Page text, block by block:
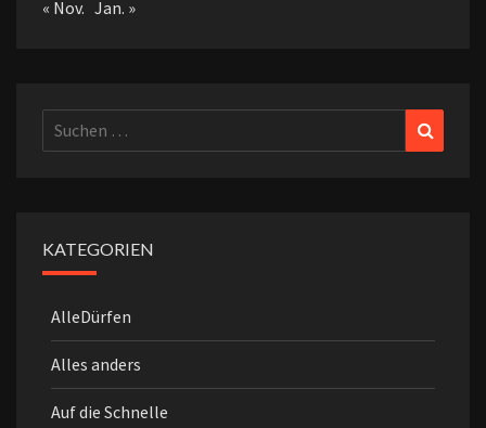
« Nov. Jan. »
Suchen
nach:
KATEGORIEN
AlleDürfen
Alles anders
Auf die Schnelle